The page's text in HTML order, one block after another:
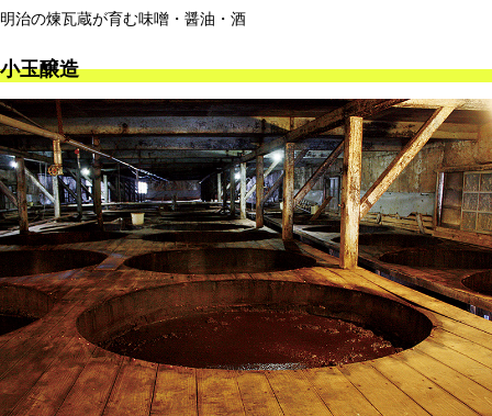
明治の煉瓦蔵が育む味噌・醤油・酒
小玉醸造